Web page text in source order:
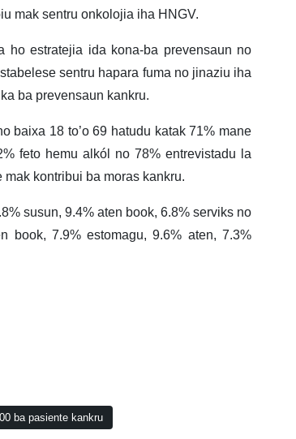
mak sentru onkolojia iha HNGV.
ho estratejia ida kona-ba prevensaun no
sentru hapara fuma no jinaziu iha
ba prevensaun kankru.
baixa 18 to’o 69 hatudu katak 71% mane
feto hemu alkól no 78% entrevistadu la
mak kontribui ba moras kankru.
susun, 9.4% aten book, 6.8% serviks no
book, 7.9% estomagu, 9.6% aten, 7.3%
ba pasiente kankru